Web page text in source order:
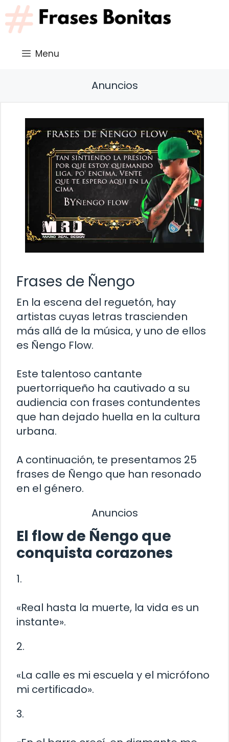
Saltar
al
contenido
Menu
Anuncios
Frases de Ñengo
En la escena del reguetón, hay
artistas cuyas letras trascienden
más allá de la música, y uno de ellos
es Ñengo Flow.
Este talentoso cantante
puertorriqueño ha cautivado a su
audiencia con frases contundentes
que han dejado huella en la cultura
urbana.
A continuación, te presentamos 25
frases de Ñengo que han resonado
en el género.
Anuncios
El flow de Ñengo que
conquista corazones
1.
«Real hasta la muerte, la vida es un
instante».
2.
«La calle es mi escuela y el micrófono
mi certificado».
3.